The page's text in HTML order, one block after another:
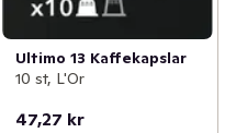
Ultimo 13 Kaffekapslar
10 st, L'Or
47,27 kr